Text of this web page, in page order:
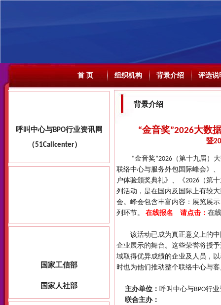
首 页 组织机构 背景介绍 评选说
背景介绍
“金音奖”2026大数
暨
“金音奖”2026（第十九届）大
联络中心与服务外包国际峰会》
户体验颁奖典礼》、《2026（第
列活动，是在国内及国际上有较
会。峰会包含丰富内容：展览展
列环节。 在线报名 请点击： 在
该活动已成为真正意义上的中
企业展示的舞台。这些荣誉将授
域取得优异成绩的企业及人员，
时也为他们推动整个联络中心与
主办单位： 呼叫中心与BPO行
联合主办：